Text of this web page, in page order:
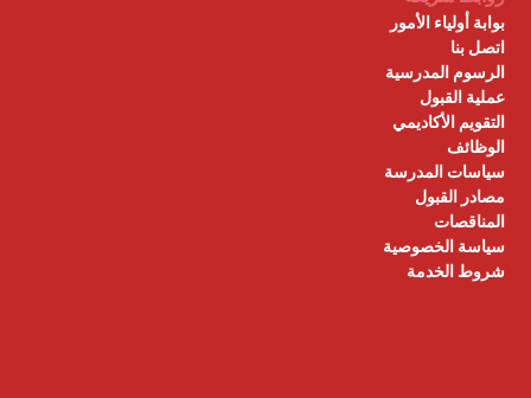
بوابة أولياء الأمور
اتصل بنا
الرسوم المدرسية
عملية القبول
التقويم الأكاديمي
الوظائف
سياسات المدرسة
مصادر القبول
المناقصات
سياسة الخصوصية
شروط الخدمة